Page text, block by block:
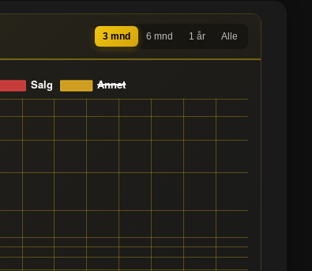
3 mnd 6 mnd 1 år Alle